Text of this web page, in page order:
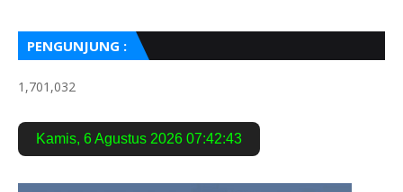
PENGUNJUNG :
1,701,032
Kamis, 6 Agustus 2026 07:42:44